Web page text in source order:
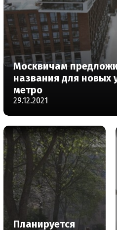
Москвичам
названия для новых
метро
29.12.2021
Планируется